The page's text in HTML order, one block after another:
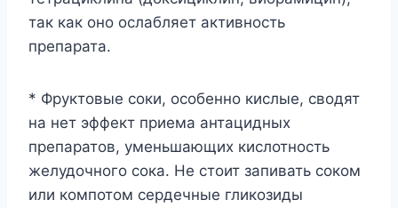
так как оно ослабляет активность
препарата.
* Фруктовые соки, особенно кислые, сводят
на нет эффект приема антацидных
препаратов, уменьшающих кислотность
желудочного сока. Не стоит запивать соком
или компотом сердечные гликозиды